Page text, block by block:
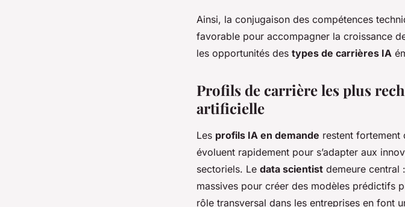
Ainsi, la conjugaison des compétences
favorable pour accompagner la croissance
les opportunités des types de carrières IA
Profils de carrière les plus
artificielle
Les profils IA en demande restent fortement
évoluent rapidement pour s’adapter aux
sectoriels. Le data scientist demeure central
massives pour créer des modèles prédictifs
rôle transversal dans les entreprises en font